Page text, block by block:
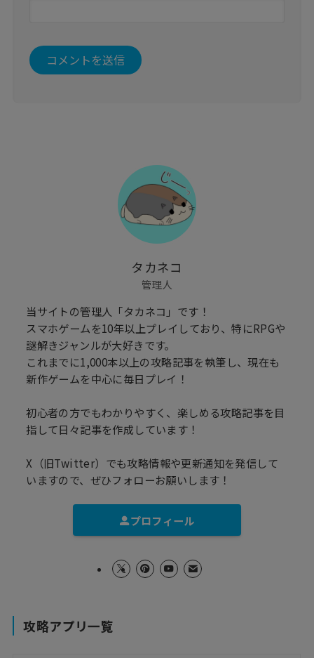
タカネコ
管理人
当サイトの管理人「タカネコ」です！
スマホゲームを10年以上プレイしており、特にRPGや
謎解きジャンルが大好きです。
これまでに1,000本以上の攻略記事を執筆し、現在も
新作ゲームを中心に毎日プレイ！
初心者の方でもわかりやすく、楽しめる攻略記事を目
指して日々記事を作成しています！
X（旧Twitter）でも攻略情報や更新通知を発信して
いますので、ぜひフォローお願いします！
プロフィール
攻略アプリ一覧